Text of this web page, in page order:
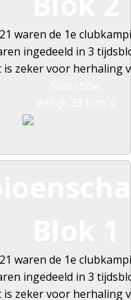
waren de 1e
ingedeeld in 3
is zeker voor herhaling
waren de 1e
ingedeeld in 3
is zeker voor herhaling